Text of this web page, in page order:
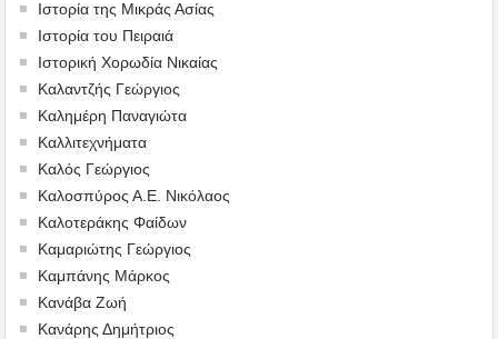
Ιστορία της Μικράς Ασίας
Ιστορία του Πειραιά
Ιστορική Χορωδία Νικαίας
Καλαντζής Γεώργιος
Καλημέρη Παναγιώτα
Καλλιτεχνήματα
Καλός Γεώργιος
Καλοσπύρος Α.Ε. Νικόλαος
Καλοτεράκης Φαίδων
Καμαριώτης Γεώργιος
Καμπάνης Μάρκος
Κανάβα Ζωή
Κανάρης Δημήτριος